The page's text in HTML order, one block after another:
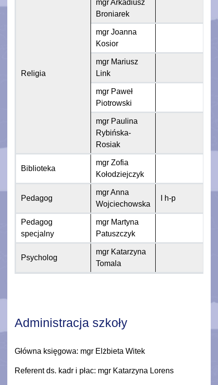
Religia
mgr Arkadiusz
Broniarek
mgr Joanna
Kosior
mgr Mariusz
Link
mgr Paweł
Piotrowski
mgr Paulina
Rybińska-
Rosiak
Biblioteka
mgr Zofia
Kołodziejczyk
Pedagog
mgr Anna
Wojciechowska
I h-p
Pedagog
specjalny
mgr Martyna
Patuszczyk
Psycholog
mgr Katarzyna
Tomala
Administracja szkoły
Główna księgowa: mgr Elżbieta Witek
Referent ds. kadr i płac: mgr Katarzyna Lorens